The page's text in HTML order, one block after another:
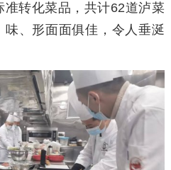
转化菜品，共计62道泸菜
、形面面俱佳，令人垂涎